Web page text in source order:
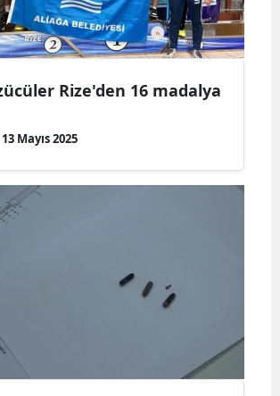
Rize'den 16 madalya
13 Mayıs 2025